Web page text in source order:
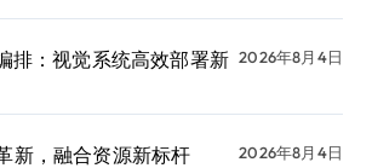
排：视觉系统高效部署新 2026年8月4日
新，融合资源新标杆 2026年8月4日